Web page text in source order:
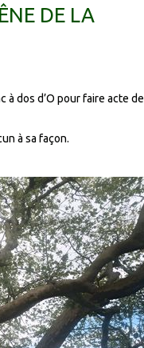
DE LA
à dos d’O pour faire acte de
à sa façon.